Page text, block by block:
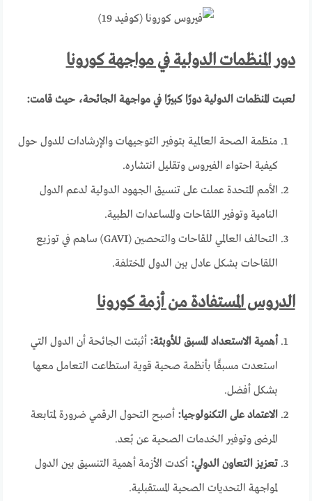
دور المنظمات الدولية في مواجهة كورونا
لعبت المنظمات الدولية دورًا كبيرًا في مواجهة الجائحة، حيث قامت:
منظمة الصحة العالمية بتوفير التوجيهات والإرشادات للدول حول
كيفية احتواء الفيروس وتقليل انتشاره.
الأمم المتحدة عملت على تنسيق الجهود الدولية لدعم الدول
النامية وتوفير اللقاحات والمساعدات الطبية.
التحالف العالمي للقاحات والتحصين (GAVI) ساهم في توزيع
اللقاحات بشكل عادل بين الدول المختلفة.
الدروس المستفادة من أزمة كورونا
أهمية الاستعداد المسبق للأوبئة: أثبتت الجائحة أن الدول التي
استعدت مسبقًا بأنظمة صحية قوية استطاعت التعامل معها
بشكل أفضل.
الاعتماد على التكنولوجيا: أصبح التحول الرقمي ضرورة لمتابعة
المرضى وتوفير الخدمات الصحية عن بُعد.
تعزيز التعاون الدولي: أكدت الأزمة أهمية التنسيق بين الدول
لمواجهة التحديات الصحية المستقبلية.